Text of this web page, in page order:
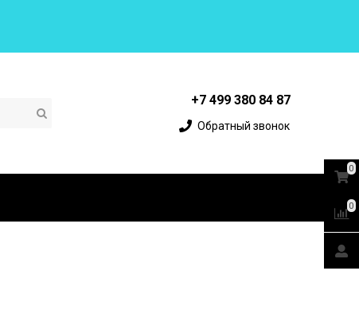
+7 499 380 84 87
Обратный звонок
0
0